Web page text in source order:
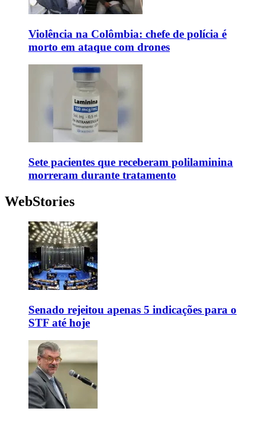
Violência na Colômbia: chefe de polícia é
morto em ataque com drones
Sete pacientes que receberam polilaminina
morreram durante tratamento
WebStories
Senado rejeitou apenas 5 indicações para o
STF até hoje